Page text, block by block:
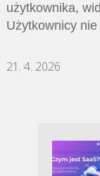
użytkownika,
Użytkownicy
21. 4. 2026